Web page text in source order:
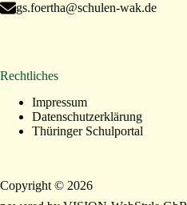
gs.foertha@schulen-wak.de
Rechtliches
Impressum
Datenschutzerklärung
Thüringer Schulportal
Copyright © 2026